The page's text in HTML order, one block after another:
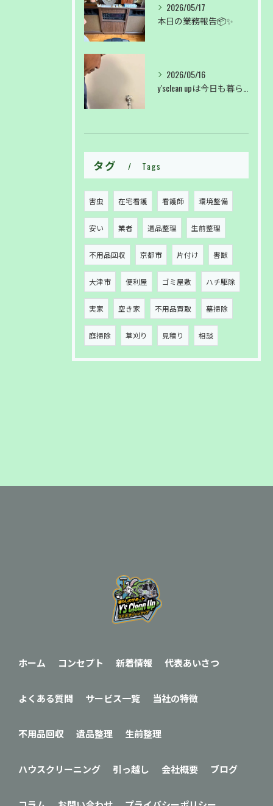
2026/05/17
本日の業務報告📦✨
2026/05/16
タグ Tags
害虫 在宅看護 看護師 環境整備
安い 業者 遺品整理 生前整理
不用品回収 京都市 片付け 害獣
大津市 便利屋 ゴミ屋敷 ハチ駆除
実家 空き家 不用品買取 墓掃除
庭掃除 草刈り 見積り 相談
ホーム コンセプト 新着情報 代表あいさつ
よくある質問 サービス一覧 当社の特徴
不用品回収 遺品整理 生前整理
ハウスクリーニング 引っ越し 会社概要 ブログ